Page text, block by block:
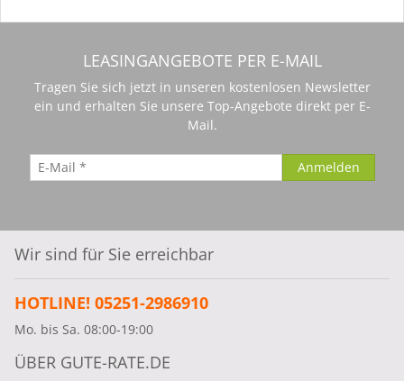
LEASINGANGEBOTE PER E-MAIL
Tragen Sie sich jetzt in unseren kostenlosen Newsletter
ein und erhalten Sie unsere Top-Angebote direkt per E-
Mail.
Wir sind für Sie erreichbar
HOTLINE! 05251-2986910
Mo. bis Sa. 08:00-19:00
ÜBER GUTE-RATE.DE